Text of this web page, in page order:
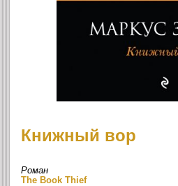
Книжный вор
Роман
The Book Thief